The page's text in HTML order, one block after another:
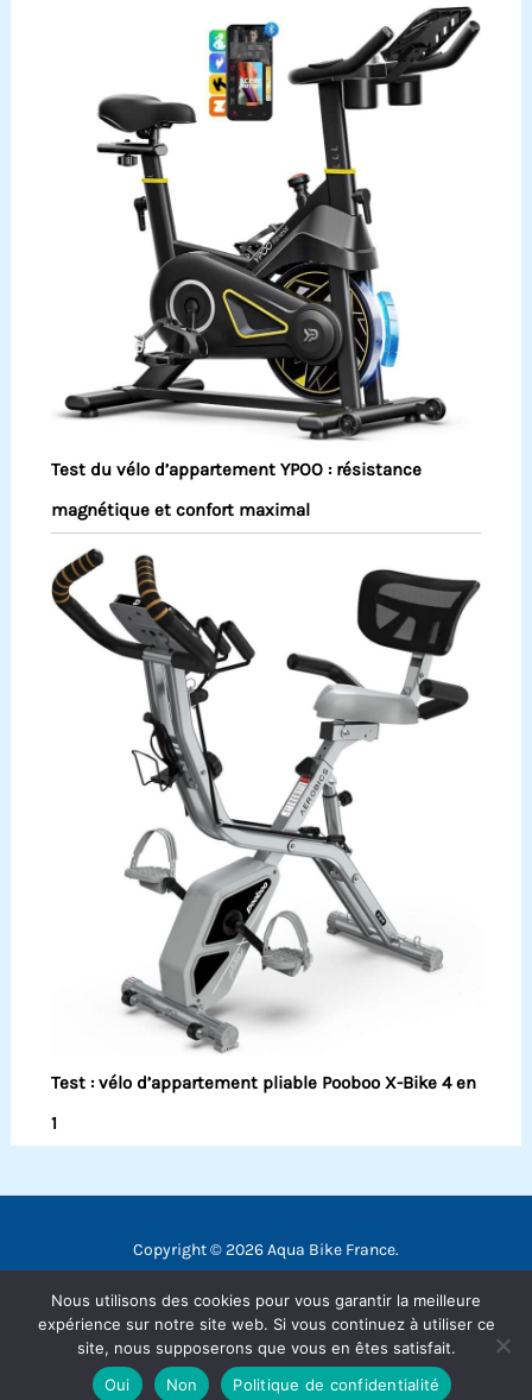
Test du vélo d’appartement YPOO : résistance
magnétique et confort maximal
Test : vélo d’appartement pliable Pooboo X-Bike 4 en
1
Copyright © 2026 Aqua Bike France.
Contact
Mentions légales
Politique de confidentialité
Nous utilisons des cookies pour vous garantir la meilleure
expérience sur notre site web. Si vous continuez à utiliser ce
site, nous supposerons que vous en êtes satisfait.
Oui
Non Politique de confidentialité